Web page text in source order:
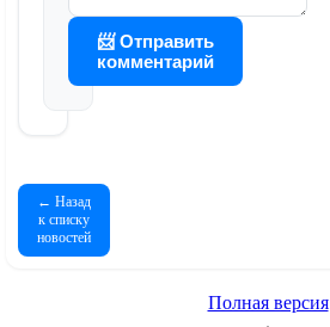
📨 Отправить
комментарий
← Назад
к списку
новостей
Полная версия